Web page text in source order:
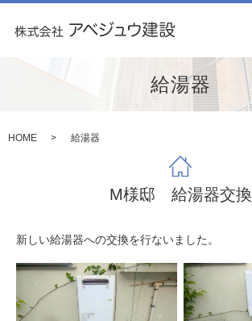
給湯器
HOME 給湯器
M様邸 給湯器交換
新しい給湯器への交換を行ないました。